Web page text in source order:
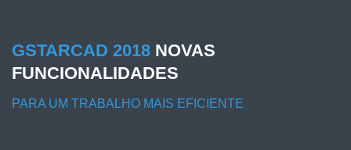
GSTARCAD 2018 NOVAS
FUNCIONALIDADES
PARA UM TRABALHO MAIS EFICIENTE